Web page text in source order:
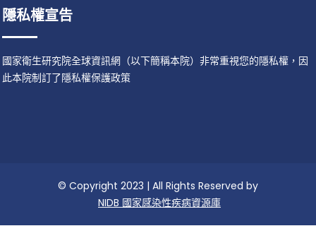
隱私權宣告
國家衛生研究院全球資訊網（以下簡稱本院）非常重視您的隱私權，因
此本院制訂了隱私權保護政策
© Copyright 2023 | All Rights Reserved by
NIDB 國家感染性疾病資源庫